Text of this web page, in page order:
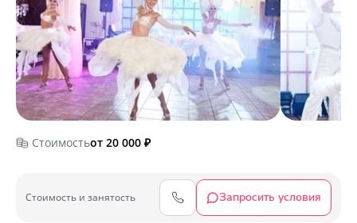
Стоимостьот 20 000 ₽
Cтоимость и занятость Запросить условия